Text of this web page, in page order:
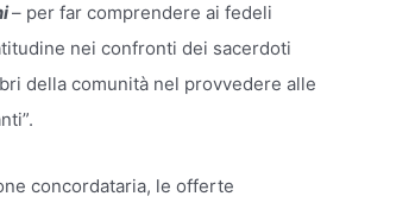
– per far comprendere ai fedeli
nei confronti dei sacerdoti
della comunità nel provvedere alle
concordataria, le offerte